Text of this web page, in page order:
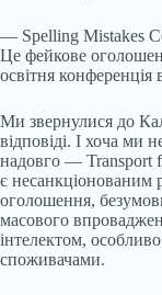
— Spelling Mistakes
Це фейкове
освітня
Ми звернулися до
відповіді. І хоча
надовго — Transport
є несанкціонованим
оголошення,
масового
інтелектом,
споживачами.